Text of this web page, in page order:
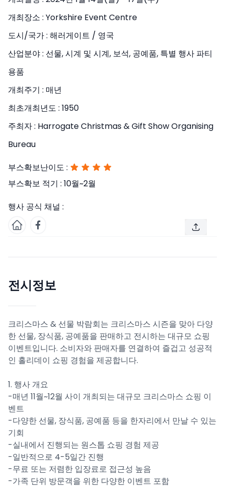
개최장소 : Yorkshire Event Centre
도시/국가 : 해러게이트 / 영국
산업분야 : 선물, 시계 및 시계, 보석, 공예품, 특별 행사 파티
용품
개최주기 : 매년
최초개최년도 : 1950
주최자 : Harrogate Christmas & Gift Show Organising
Bureau
부스확보난이도 :
부스확보 적기 : 10월~2월
행사 공식 채널 :
전시정보
크리스마스 & 선물 박람회는 크리스마스 시즌을 맞아 다양
한 선물, 장식품, 공예품을 판매하고 전시하는 대규모 쇼핑
이벤트입니다. 소비자와 판매자를 연결하여 즐겁고 성공적
인 홀리데이 쇼핑 경험을 제공합니다.
1. 행사 개요
-매년 11월~12월 사이 개최되는 대규모 크리스마스 쇼핑 이
벤트
-다양한 선물, 장식품, 공예품 등을 한자리에서 만날 수 있는
기회
-실내에서 진행되는 원스톱 쇼핑 경험 제공
-일반적으로 4-5일간 진행
-무료 또는 저렴한 입장료로 접근성 높음
-가족 단위 방문객을 위한 다양한 이벤트 포함